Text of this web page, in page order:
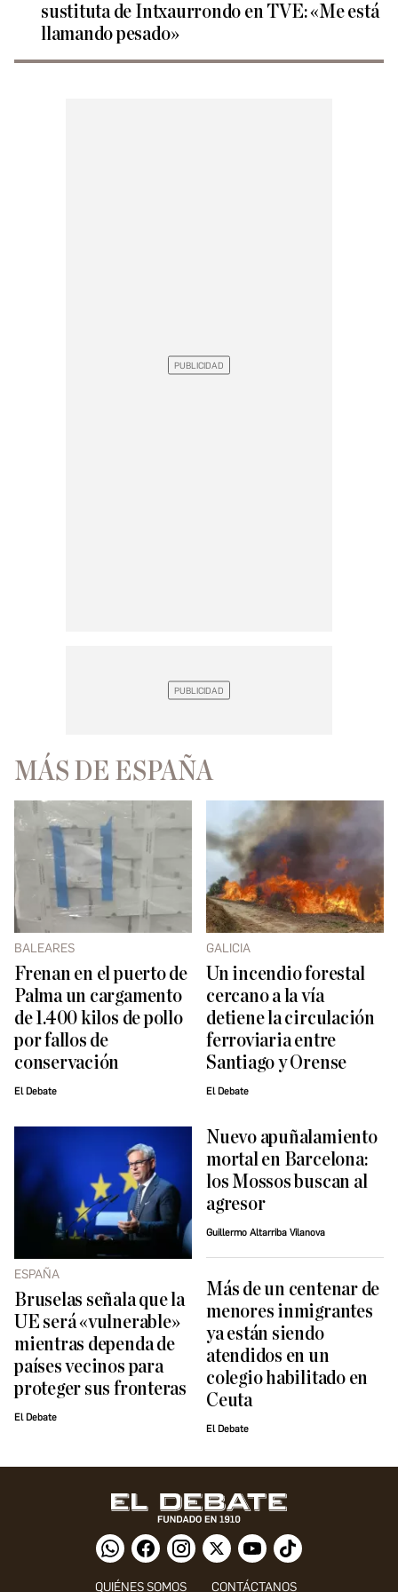
sustituta de Intxaurrondo en TVE: «Me está
llamando pesado»
MÁS DE ESPAÑA
BALEARES
Frenan en el puerto de
Palma un cargamento
de 1.400 kilos de pollo
por fallos de
conservación
El Debate
GALICIA
Un incendio forestal
cercano a la vía
detiene la circulación
ferroviaria entre
Santiago y Orense
El Debate
ESPAÑA
Bruselas señala que la
UE será «vulnerable»
mientras dependa de
países vecinos para
proteger sus fronteras
El Debate
Nuevo apuñalamiento
mortal en Barcelona:
los Mossos buscan al
agresor
Guillermo Altarriba Vilanova
Más de un centenar de
menores inmigrantes
ya están siendo
atendidos en un
colegio habilitado en
Ceuta
El Debate
QUIÉNES SOMOS CONTÁCTANOS